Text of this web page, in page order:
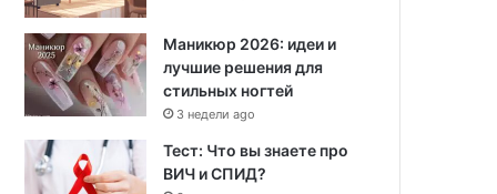
Маникюр 2026: идеи и
лучшие решения для
стильных ногтей
3 недели ago
Тест: Что вы знаете про
ВИЧ и СПИД?